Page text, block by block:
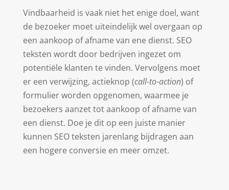
Vindbaarheid is vaak niet het enige doel, want
de bezoeker moet uiteindelijk wel overgaan op
een aankoop of afname van ene dienst. SEO
teksten wordt door bedrijven ingezet om
potentiële klanten te vinden. Vervolgens moet
er een verwijzing, actieknop (call-to-action) of
formulier worden opgenomen, waarmee je
bezoekers aanzet tot aankoop of afname van
een dienst. Doe je dit op een juiste manier
kunnen SEO teksten jarenlang bijdragen aan
een hogere conversie en meer omzet.